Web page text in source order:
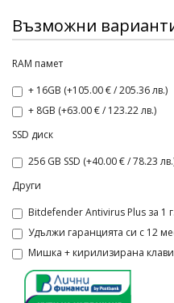
Възможни
RAM памет
+ 16GB (+105.00 € / 205.36 лв.)
+ 8GB (+63.00 € / 123.22 лв.)
SSD диск
256 GB SSD (+40.00 € / 78.23
Други
Bitdefender Antivirus Plus за 1
Удължи гаранцията си с 12
Мишка + кирилизирана